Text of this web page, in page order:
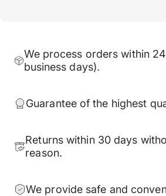
We process orders within
business days).
Guarantee of the highest
Returns within 30 days
reason.
We provide safe and